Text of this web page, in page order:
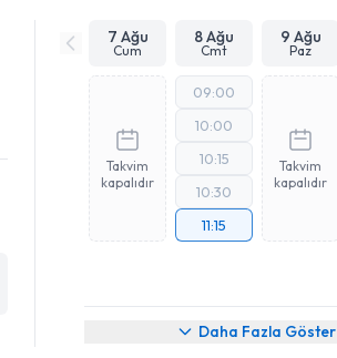
7 Ağu
Cum
8 Ağu
Cmt
9 Ağu
Paz
Takvim
kapalıdır
09:00
10:00
10:15
10:30
11:15
Takvim
kapalıdır
Daha Fazla Göster